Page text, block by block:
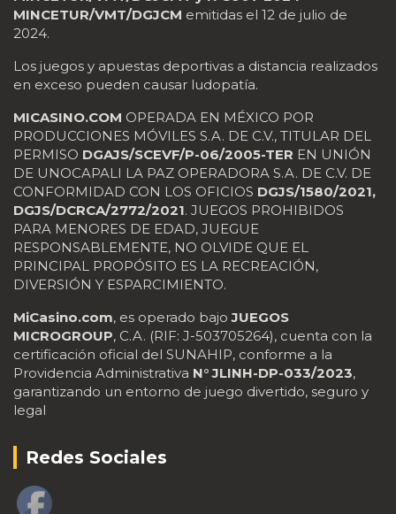
MINCETUR/VMT/DGJCM emitidas el 12 de julio de
2024.
Los juegos y apuestas deportivas a distancia realizados
en exceso pueden causar ludopatía.
MICASINO.COM OPERADA EN MÉXICO POR
PRODUCCIONES MÓVILES S.A. DE C.V., TITULAR DEL
PERMISO DGAJS/SCEVF/P-06/2005-TER EN UNIÓN
DE UNOCAPALI LA PAZ OPERADORA S.A. DE C.V. DE
CONFORMIDAD CON LOS OFICIOS DGJS/1580/2021,
DGJS/DCRCA/2772/2021. JUEGOS PROHIBIDOS
PARA MENORES DE EDAD, JUEGUE
RESPONSABLEMENTE, NO OLVIDE QUE EL
PRINCIPAL PROPÓSITO ES LA RECREACIÓN,
DIVERSIÓN Y ESPARCIMIENTO.
MiCasino.com, es operado bajoJUEGOS
MICROGROUP, C.A. (RIF: J-503705264), cuenta con la
certificación oficial del SUNAHIP, conforme a la
Providencia Administrativa N° JLINH-DP-033/2023,
garantizando un entorno de juego divertido, seguro y
legal
Redes Sociales